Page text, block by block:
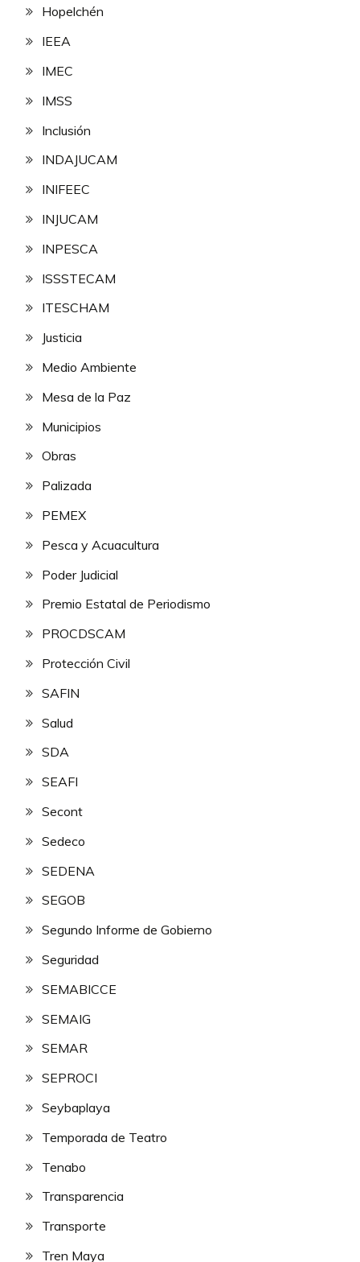
Hopelchén
IEEA
IMEC
IMSS
Inclusión
INDAJUCAM
INIFEEC
INJUCAM
INPESCA
ISSSTECAM
ITESCHAM
Justicia
Medio Ambiente
Mesa de la Paz
Municipios
Obras
Palizada
PEMEX
Pesca y Acuacultura
Poder Judicial
Premio Estatal de Periodismo
PROCDSCAM
Protección Civil
SAFIN
Salud
SDA
SEAFI
Secont
Sedeco
SEDENA
SEGOB
Segundo Informe de Gobierno
Seguridad
SEMABICCE
SEMAIG
SEMAR
SEPROCI
Seybaplaya
Temporada de Teatro
Tenabo
Transparencia
Transporte
Tren Maya